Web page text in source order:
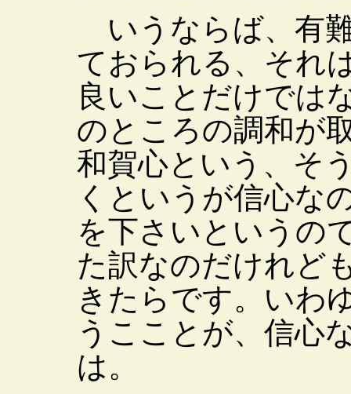
いうならば、有
ておられる、それ
良いことだけでは
のところの調和が
和賀心という、そ
くというが信心な
を下さいというの
た訳なのだけれど
きたらです。いわ
うこことが、信心
は。